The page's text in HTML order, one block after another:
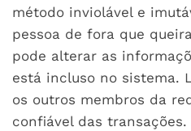
método inviolável e
pessoa de fora que
pode alterar as
está incluso no sistema.
os outros membros da
confiável das transações.